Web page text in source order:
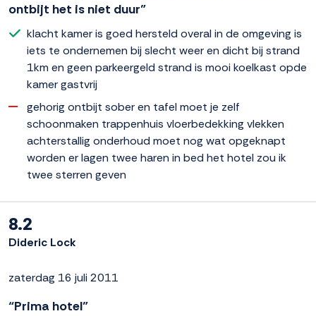
ontbijt het is niet duur”
klacht kamer is goed hersteld overal in de omgeving is
iets te ondernemen bij slecht weer en dicht bij strand
1km en geen parkeergeld strand is mooi koelkast opde
kamer gastvrij
gehorig ontbijt sober en tafel moet je zelf
schoonmaken trappenhuis vloerbedekking vlekken
achterstallig onderhoud moet nog wat opgeknapt
worden er lagen twee haren in bed het hotel zou ik
twee sterren geven
8.2
Dideric Lock
zaterdag 16 juli 2011
“Prima hotel”